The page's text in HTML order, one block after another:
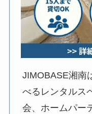
JIMOBASE湘南
べるレンタルス
会、ホームパー